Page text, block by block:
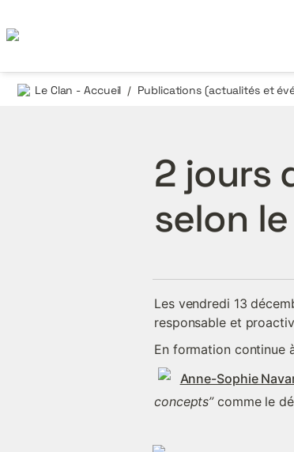
Le Clan - Accueil / Publications (actualités et
2 jours
selon
Les vendredi 13
responsable et
En formation continue
Anne-Sophie
concepts” comme le